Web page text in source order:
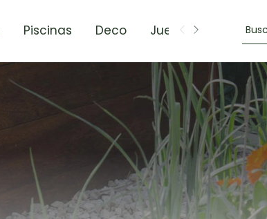
Piscinas Deco Juegos OFERTAS